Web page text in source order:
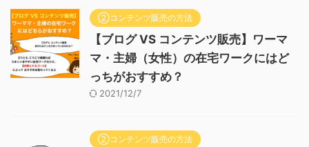
②コンテンツ販売の方法
【ブログ VS コンテンツ販売】ワーマ
マ・主婦（女性）の在宅ワークにはど
っちがおすすめ？
2021/12/7
②コンテンツ販売の方法